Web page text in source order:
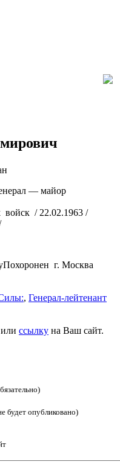
— майор
войск / 22.02.1963 /
Похоронен г. Москва
, Генерал-лейтенант
ссылку на Ваш сайт.
будет опубликовано)